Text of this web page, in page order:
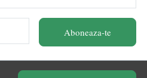
Aboneaza-te